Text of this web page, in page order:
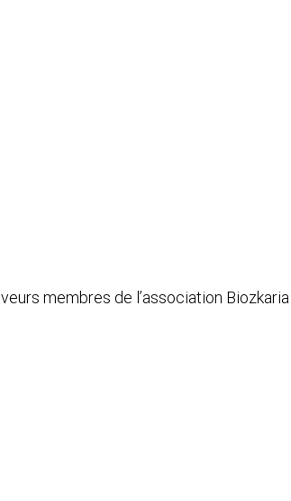
membres de l’association Biozkaria…